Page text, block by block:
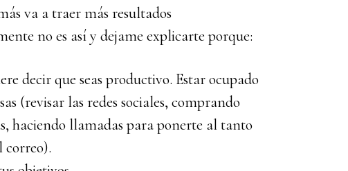
el
va a traer más resultados
no es así y dejame explicarte porque:
decir que seas productivo. Estar ocupado
(revisar las redes sociales, comprando
haciendo llamadas para ponerte al tanto
correo).